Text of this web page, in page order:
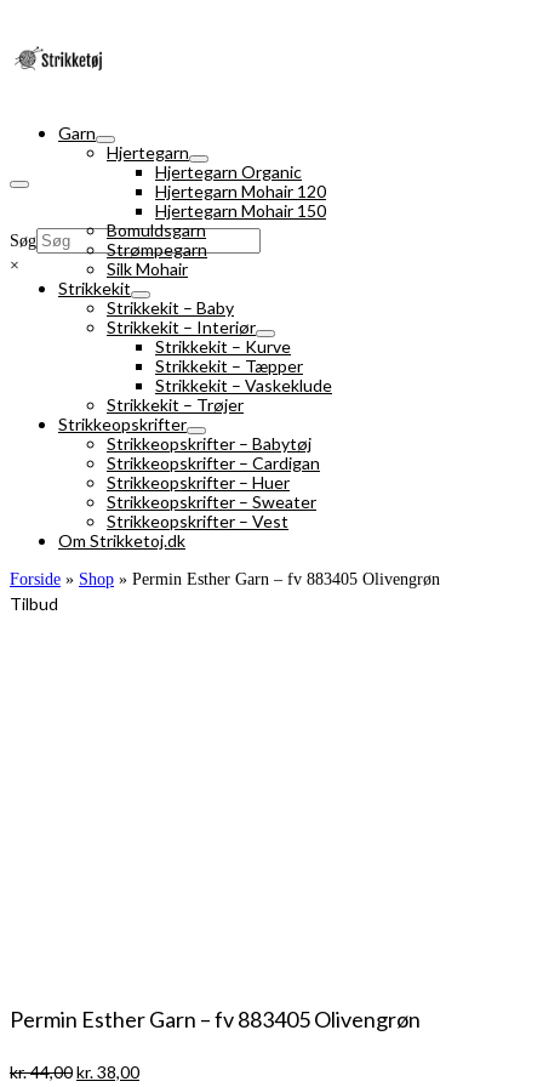
Søg
×
Garn
Hjertegarn
Hjertegarn Organic
Hjertegarn Mohair 120
Hjertegarn Mohair 150
Bomuldsgarn
Strømpegarn
Silk Mohair
Strikkekit
Strikkekit – Baby
Strikkekit – Interiør
Strikkekit – Kurve
Strikkekit – Tæpper
Strikkekit – Vaskeklude
Strikkekit – Trøjer
Strikkeopskrifter
Strikkeopskrifter – Babytøj
Strikkeopskrifter – Cardigan
Strikkeopskrifter – Huer
Strikkeopskrifter – Sweater
Strikkeopskrifter – Vest
Om Strikketoj.dk
Forside » Shop » Permin Esther Garn – fv 883405 Olivengrøn
Tilbud
Permin Esther Garn – fv 883405 Olivengrøn
kr.44,00Den
kr.38,00Den